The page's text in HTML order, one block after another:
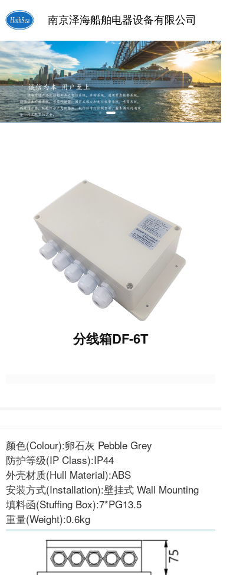
南京泽海船舶电器设备有限公司
分线箱DF-6T
颜色(Colour):卵石灰 Pebble Grey
防护等级(IP Class):IP44
外壳材质(Hull Material):ABS
安装方式(Installation):壁挂式 Wall Mounting
填料函(Stuffing Box):7*PG13.5
重量(Weight):0.6kg